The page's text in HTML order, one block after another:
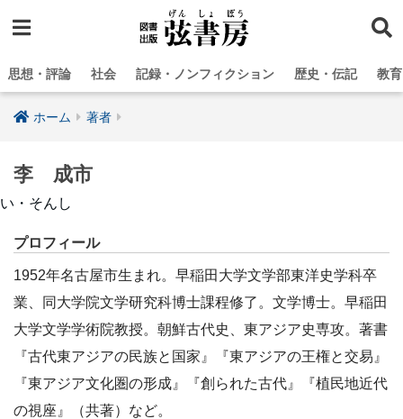
思想・評論 社会 記録・ノンフィクション 歴史・伝記 教
ホーム 著者
李 成市
い・そんし
プロフィール
1952年名古屋市生まれ。早稲田大学文学部東洋史学科卒
業、同大学院文学研究科博士課程修了。文学博士。早稲田
大学文学学術院教授。朝鮮古代史、東アジア史専攻。著書
『古代東アジアの民族と国家』『東アジアの王権と交易』
『東アジア文化圏の形成』『創られた古代』『植民地近代
の視座』（共著）など。